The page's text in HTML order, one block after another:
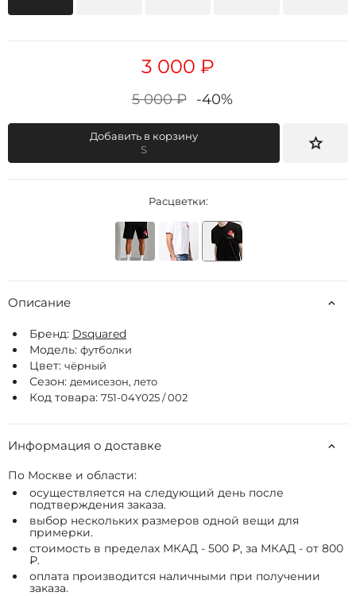
3 000 ₽
5 000 ₽ -40%
Добавить в корзину
S
Расцветки:
Описание
Бренд: Dsquared
Модель: футболки
Цвет: чёрный
Сезон: демисезон, лето
Код товара: 751-04Y025 / 002
Информация о доставке
По Москве и области:
осуществляется на следующий день после
подтверждения заказа.
выбор нескольких размеров одной вещи для
примерки.
стоимость в пределах МКАД - 500 ₽, за МКАД - от 800
₽.
оплата производится наличными при получении
заказа.